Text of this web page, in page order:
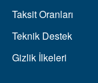
Taksit Oranları
Teknik Destek
Gizlik İlkeleri